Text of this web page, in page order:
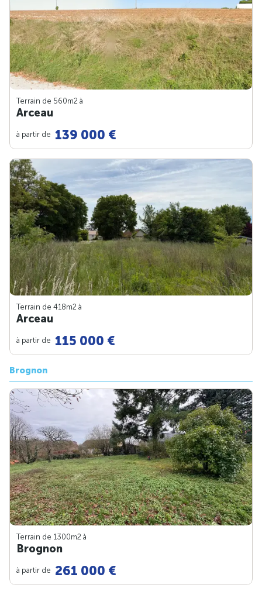
Terrain de 560m2 à
Arceau
à partir de 139 000 €
Terrain de 418m2 à
Arceau
à partir de 115 000 €
Brognon
Terrain de 1300m2 à
Brognon
à partir de 261 000 €